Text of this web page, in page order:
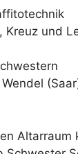
und
Altarraum